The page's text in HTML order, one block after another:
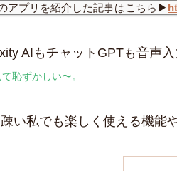
アプリを紹介した記事はこちら▶︎
AIもチャットGPTも音声
恥ずかしい〜。
い私でも楽しく使える機能